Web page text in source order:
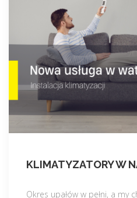
KLIMATYZATORY W
Okres upałów w pełni, a my